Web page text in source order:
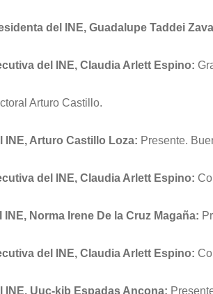
del INE, Guadalupe Taddei
del INE, Claudia Arlett Espino:
Arturo Castillo.
INE, Arturo Castillo Loza: Presente.
del INE, Claudia Arlett Espino:
Norma Irene De la Cruz Magaña:
del INE, Claudia Arlett Espino:
INE, Uuc-kib Espadas Ancona: